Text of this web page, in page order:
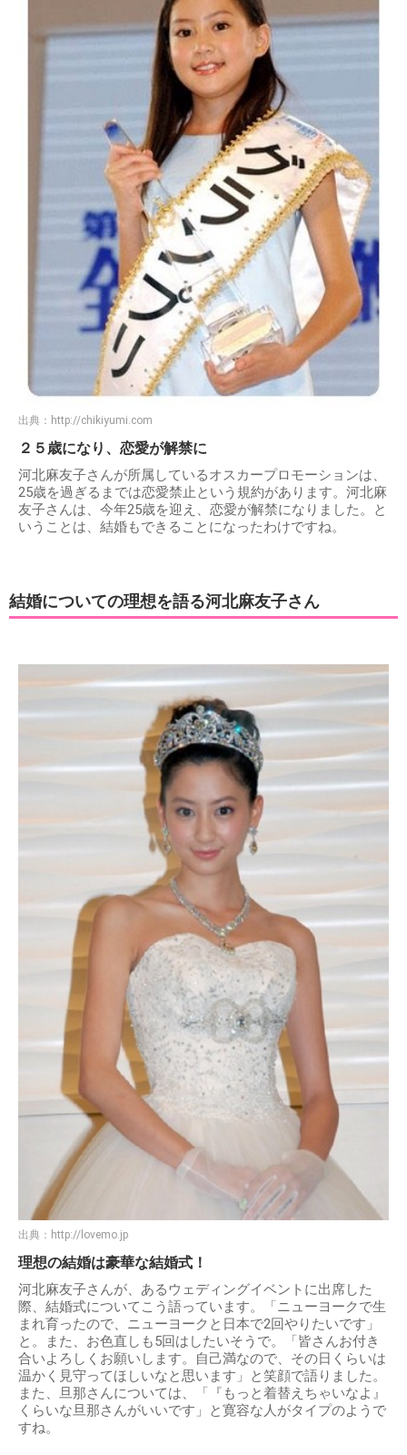
出典： http://chikiyumi.com
２５歳になり、恋愛が解禁に
河北麻友子さんが所属しているオスカープロモーションは、
25歳を過ぎるまでは恋愛禁止という規約があります。河北麻
友子さんは、今年25歳を迎え、恋愛が解禁になりました。と
いうことは、結婚もできることになったわけですね。
結婚についての理想を語る河北麻友子さん
出典： http://lovemo.jp
理想の結婚は豪華な結婚式！
河北麻友子さんが、あるウェディングイベントに出席した
際、結婚式についてこう語っています。「ニューヨークで生
まれ育ったので、ニューヨークと日本で2回やりたいです」
と。また、お色直しも5回はしたいそうで。「皆さんお付き
合いよろしくお願いします。自己満なので、その日くらいは
温かく見守ってほしいなと思います」と笑顔で語りました。
また、旦那さんについては、「『もっと着替えちゃいなよ』
くらいな旦那さんがいいです」と寛容な人がタイプのようで
すね。